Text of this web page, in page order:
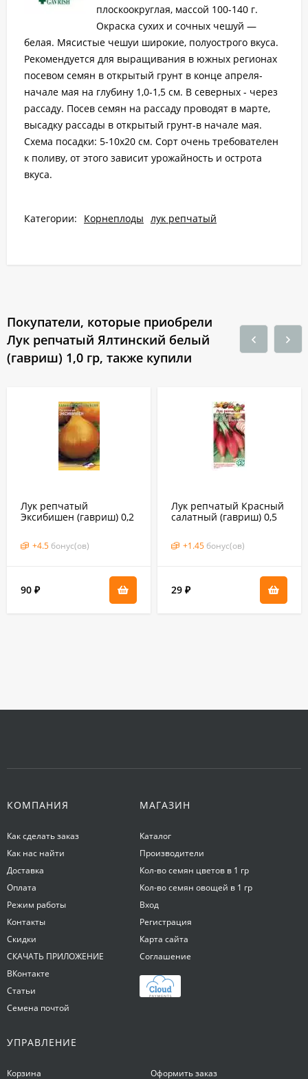
плоскоокруглая, массой 100-140 г.
Окраска сухих и сочных чешуй —
белая. Мясистые чешуи широкие, полуострого вкуса.
Рекомендуется для выращивания в южных регионах
посевом семян в открытый грунт в конце апреля-
начале мая на глубину 1,0-1,5 см. В северных - через
рассаду. Посев семян на рассаду проводят в марте,
высадку рассады в открытый грунт-в начале мая.
Схема посадки: 5-10х20 см. Сорт очень требователен
к поливу, от этого зависит урожайность и острота
вкуса.
Категории: Корнеплоды лук репчатый
Покупатели, которые приобрели
Лук репчатый Ялтинский белый
(гавриш) 1,0 гр, также купили
Лук репчатый
Эксибишен (гавриш) 0,2
+4.5 бонус(ов)
90 ₽
Лук репчатый Красный
салатный (гавриш) 0,5
+1.45 бонус(ов)
29 ₽
КОМПАНИЯ
Как сделать заказ
Как нас найти
Доставка
Оплата
Режим работы
Контакты
Скидки
СКАЧАТЬ ПРИЛОЖЕНИЕ
ВКонтакте
Статьи
Семена почтой
МАГАЗИН
Каталог
Производители
Кол-во семян цветов в 1 гр
Кол-во семян овощей в 1 гр
Вход
Регистрация
Карта сайта
Соглашение
УПРАВЛЕНИЕ
Корзина Оформить заказ